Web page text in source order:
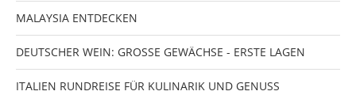
MALAYSIA ENTDECKEN
DEUTSCHER WEIN: GROSSE GEWÄCHSE - ERSTE LAGEN
ITALIEN RUNDREISE FÜR KULINARIK UND GENUSS